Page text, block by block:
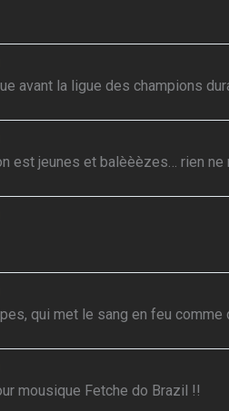
avant la ligue des champions
est jeunes et balèèèzes… rien ne
qui met le sang en feu comme
mousique Fetche do Brazil !!